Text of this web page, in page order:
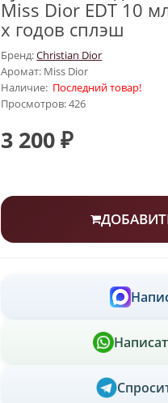
Miss Dior EDT 10
х годов сплэш
Бренд:Christian Dior
Аромат: Miss Dior
Наличие: Последний товар!
Просмотров: 426
3 200 ₽